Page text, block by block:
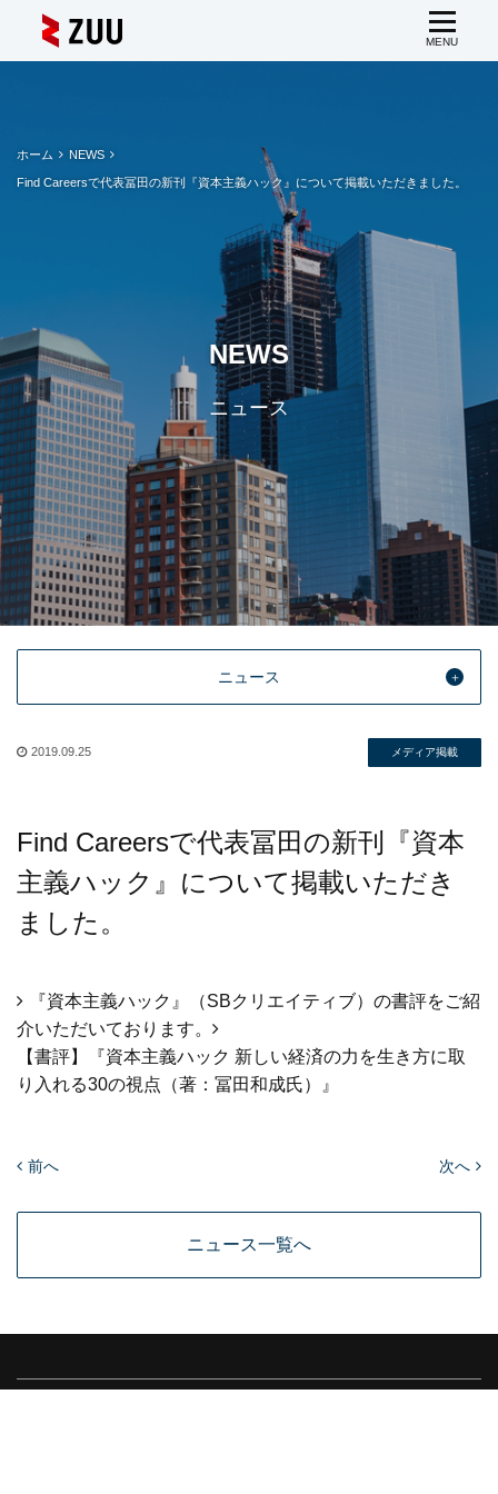
ホーム NEWS
Find Careersで代表冨田の新刊『資本主義ハック』について掲載いただきました。
NEWS
ニュース
ニュース
2019.09.25 メディア掲載
Find Careersで代表冨田の新刊『資本
主義ハック』について掲載いただき
ました。
『資本主義ハック』（SBクリエイティブ）の書評をご紹
介いただいております。
【書評】『資本主義ハック 新しい経済の力を生き方に取
り入れる30の視点（著：冨田和成氏）』
前へ 次へ
ニュース一覧へ